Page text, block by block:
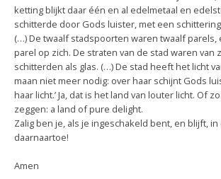
ketting blijkt daar één en al edelmetaal en
schitterde door Gods luister, met een
(…) De twaalf stadspoorten waren twaalf parels,
parel op zich. De straten van de stad waren van
schitterden als glas. (…) De stad heeft het licht
maan niet meer nodig: over haar schijnt Gods
haar licht.’ Ja, dat is het land van louter licht. Of
zeggen: a land of pure delight.
Zalig ben je, als je ingeschakeld bent, en blijft,
daarnaartoe!
Amen